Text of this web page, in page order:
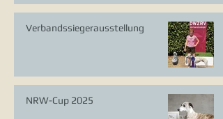
Verbandssiegerausstellung
NRW-Cup 2025